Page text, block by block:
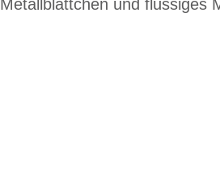
Metallblättchen und flüssiges